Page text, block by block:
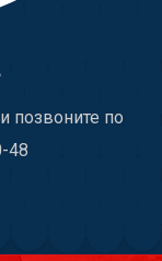
позвоните по
48